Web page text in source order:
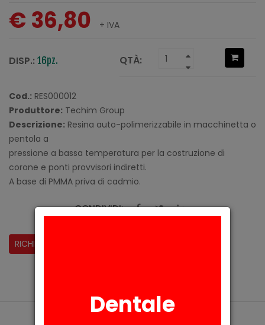
€ 36,80 + IVA
DISP.: 16pz. QTÀ:
Cod.: RES000012
Produttore: Techim Group
Descrizione: Resina auto-polimerizzabile in macchinetta o
pentola a
pressione a bassa temperatura per la costruzione di
corone e ponti provvisori indiretti.
A base di PMMA priva di cadmio.
CONDIVIDI:
RICHIESTA INFORMAZIONI
Dentale